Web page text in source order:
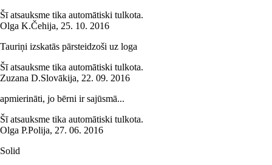
Šī atsauksme tika automātiski tulkota.
Olga K.Čehija, 25. 10. 2016
Tauriņi izskatās pārsteidzoši uz loga
Šī atsauksme tika automātiski tulkota.
Zuzana D.Slovākija, 22. 09. 2016
apmierināti, jo bērni ir sajūsmā...
Šī atsauksme tika automātiski tulkota.
Olga P.Polija, 27. 06. 2016
Solid